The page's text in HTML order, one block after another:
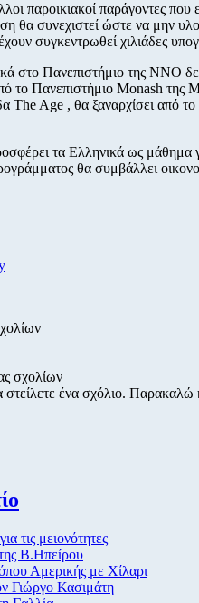
παροικιακοί παράγοντες
θα συνεχιστεί ώστε να μην
συγκεντρωθεί χιλιάδες
στο Πανεπιστήμιο της ΝΝΟ δεν
το Πανεπιστήμιο Monash
The Age , θα ξαναρχίσει από
τα Ελληνικά ως μάθημα
θα συμβάλλει
σχολίων
στείλετε ένα σχόλιο.
τις μειονότητες
Β.Ηπείρου
Αμερικής με Χίλαρι
Γιώργο Κασιμάτη